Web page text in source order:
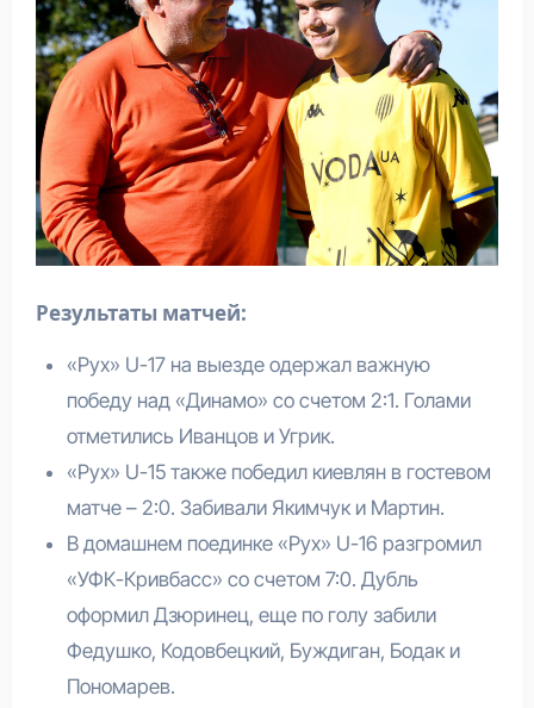
Результаты матчей:
«Рух» U-17 на выезде одержал важную
победу над «Динамо» со счетом 2:1. Голами
отметились Иванцов и Угрик.
«Рух» U-15 также победил киевлян в гостевом
матче – 2:0. Забивали Якимчук и Мартин.
В домашнем поединке «Рух» U-16 разгромил
«УФК-Кривбасс» со счетом 7:0. Дубль
оформил Дзюринец, еще по голу забили
Федушко, Кодовбецкий, Буждиган, Бодак и
Пономарев.